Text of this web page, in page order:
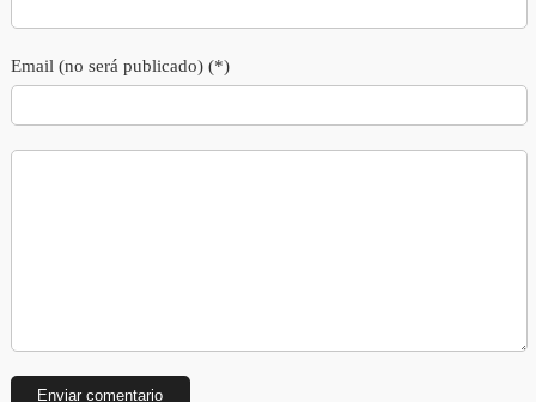
Email (no será publicado) (*)